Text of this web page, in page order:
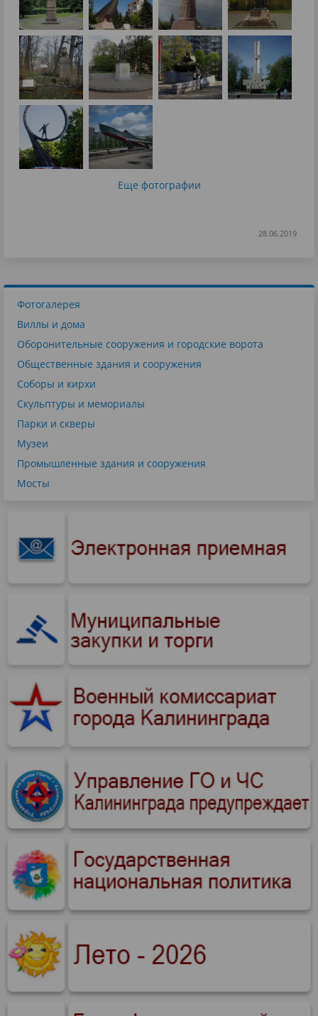
Еще фотографии
28.06.2019
Фотогалерея
Виллы и дома
Оборонительные сооружения и городские ворота
Общественные здания и сооружения
Соборы и кирхи
Скульптуры и мемориалы
Парки и скверы
Музеи
Промышленные здания и сооружения
Мосты